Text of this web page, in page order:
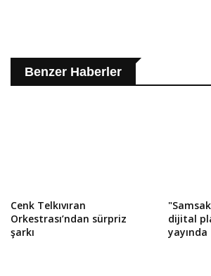
Benzer Haberler
Cenk Telkıvıran
Orkestrası’ndan sürpriz
şarkı
dijital
yayında